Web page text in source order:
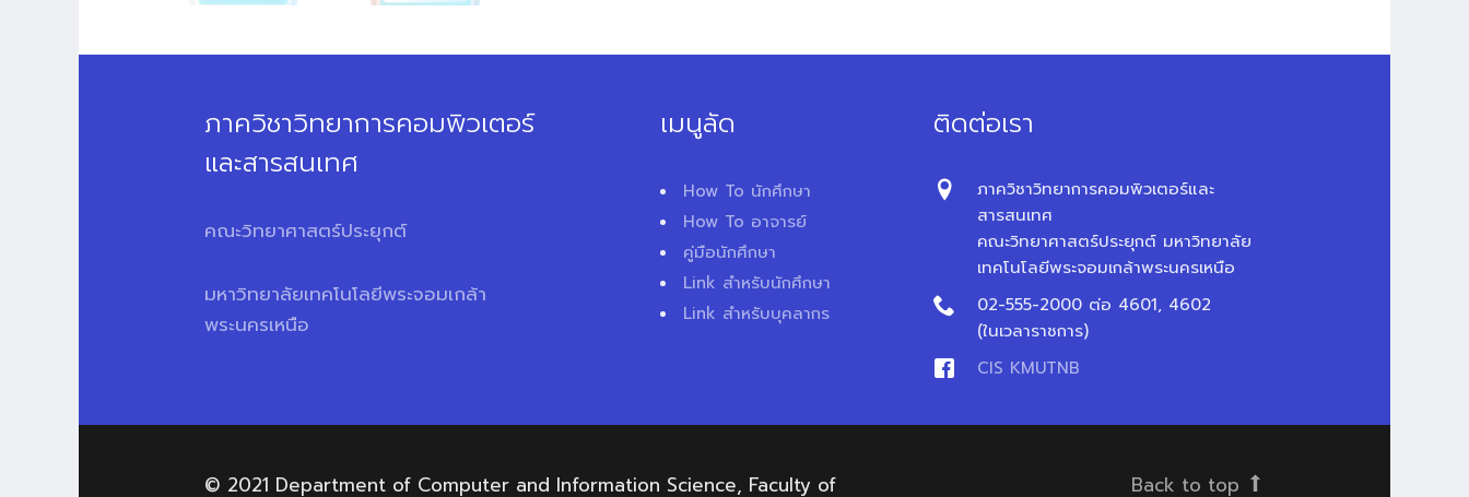
ภาควิชาวิทยาการคอมพิวเตอร์
และสารสนเทศ
คณะวิทยาศาสตร์ประยุกต์
มหาวิทยาลัยเทคโนโลยีพระจอมเกล้า
พระนครเหนือ
เมนูลัด
How To นักศึกษา
How To อาจารย์
คู่มือนักศึกษา
Link สำหรับนักศึกษา
Link สำหรับบุคลากร
ติดต่อเรา
ภาควิชาวิทยาการคอมพิวเตอร์และ
สารสนเทศ
คณะวิทยาศาสตร์ประยุกต์ มหาวิทยาลัย
เทคโนโลยีพระจอมเกล้าพระนครเหนือ
02-555-2000 ต่อ 4601, 4602
(ในเวลาราชการ)
CIS KMUTNB
© 2021 Department of Computer and Information Science, Faculty of Back to top